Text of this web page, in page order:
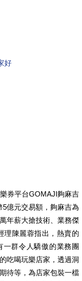
好
券平台GOMAJI夠麻吉
億元交易額，夠麻吉為
年薪大搶技術、業務傑
理陳麗蓉指出，熱賣的
一群令人驕傲的業務團
吃喝玩樂店家，透過洞
待等，為店家包裝一檔